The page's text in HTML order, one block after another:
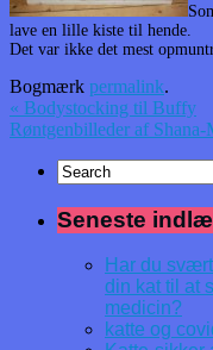
lave en lille kiste til hende.
Det var ikke det mest
Bogmærk permalink.
« Bodystocking til Buffy
Røntgenbilleder af
Seneste
Har du
din kat til at
medicin?
katte og